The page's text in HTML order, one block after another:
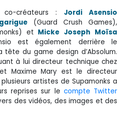
créateurs : Jordi Asensio
(Guard Crush Games),
et Micke Joseph Moïsa
est également derrière le
du game design d’Absolum.
à lui directeur technique chez
Maxime Mary est le directeur
artistes de Supamonks a
reprises sur le compte Twitter
des vidéos, des images et des